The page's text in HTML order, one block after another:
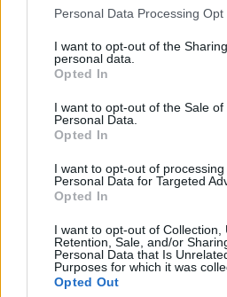
Personal Data Processing Opt
I want to opt-out of the
personal data.
Opted In
I want to opt-out of the Sale of
Personal Data.
Opted In
I want to opt-out of processing
Personal Data for Targeted
Opted In
I want to opt-out of Collection,
Retention, Sale, and/or
Personal Data that Is
Purposes for which it was
Opted Out
LIFESTYLE
Κηδεία Λένας Σαμαρά:
γονείς της, Αντώνης και